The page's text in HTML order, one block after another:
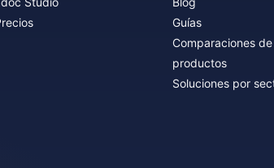
Guías
Comparaciones de
productos
Soluciones por